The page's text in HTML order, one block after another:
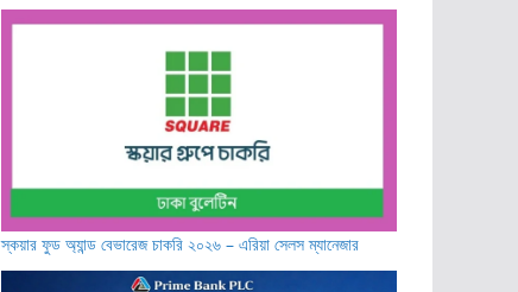
স্কয়ার ফুড অ্যান্ড বেভারেজ চাকরি ২০২৬ – এরিয়া সেলস ম্যানেজার